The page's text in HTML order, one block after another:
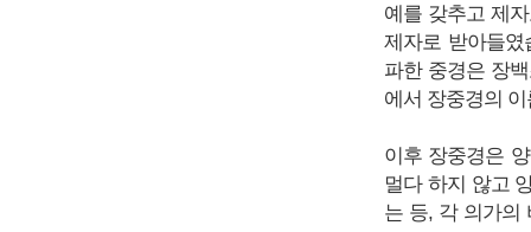
예를 갖추고 제
제자로 받아들였
파한 중경은 장
에서 장중경의
이후 장중경은
멀다 하지 않고
는 등, 각 의가의